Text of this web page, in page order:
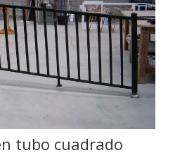
tubo cuadrado